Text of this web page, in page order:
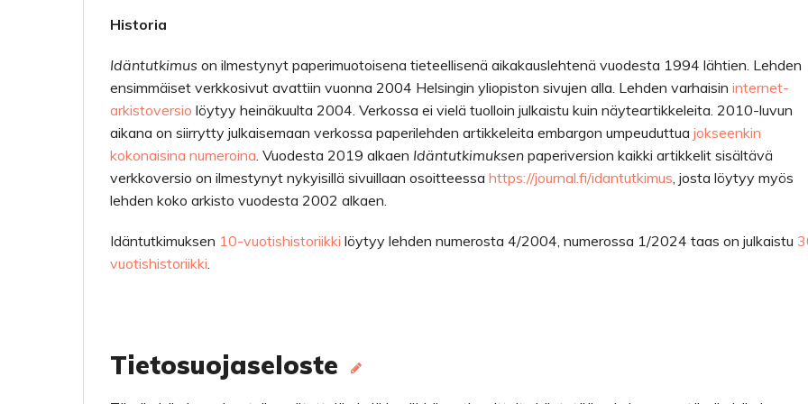
Historia
Idäntutkimus on ilmestynyt paperimuotoisena tieteellisenä aikakauslehtenä vuodesta 1994 lähtien. Lehden
ensimmäiset verkkosivut avattiin vuonna 2004 Helsingin yliopiston sivujen alla. Lehden varhaisin internet-
arkistoversio löytyy heinäkuulta 2004. Verkossa ei vielä tuolloin julkaistu kuin näyteartikkeleita. 2010-luvun
aikana on siirrytty julkaisemaan verkossa paperilehden artikkeleita embargon umpeuduttua jokseenkin
kokonaisina numeroina. Vuodesta 2019 alkaen Idäntutkimuksen paperiversion kaikki artikkelit sisältävä
verkkoversio on ilmestynyt nykyisillä sivuillaan osoitteessa https://journal.fi/idantutkimus, josta löytyy myös
lehden koko arkisto vuodesta 2002 alkaen.
Idäntutkimuksen 10-vuotishistoriikki löytyy lehden numerosta 4/2004, numerossa 1/2024 taas on julkaistu
vuotishistoriikki.
Tietosuojaseloste